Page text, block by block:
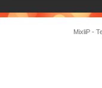
MixliP -